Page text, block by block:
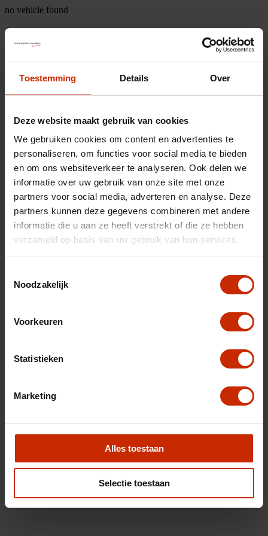
Toestemming Details Over
Deze website maakt gebruik van cookies
We gebruiken cookies om content en advertenties te
personaliseren, om functies voor social media te bieden
en om ons websiteverkeer te analyseren. Ook delen we
informatie over uw gebruik van onze site met onze
partners voor social media, adverteren en analyse. Deze
partners kunnen deze gegevens combineren met andere
informatie die u aan ze heeft verstrekt of die ze hebben
verzameld op basis van uw gebruik van hun services.
Noodzakelijk
Voorkeuren
Statistieken
Marketing
Alles toestaan
Selectie toestaan
no vehicle found